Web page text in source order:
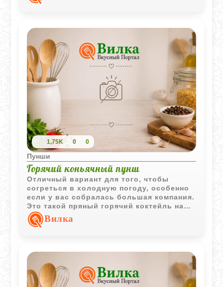
1,75K 0 0
Пунши
Горячий коньячный пунш
Отличный вариант для того, чтобы
согреться в холодную погоду, особенно
если у вас собралась большая компания.
Это такой пряный горячий коктейль на
коньячной базе, который чем-то
напоминает классический грог или пунш.
специи с лимоном, чтобы вода забрала
все ароматы, и только потом аккуратно
вводим коньяк. Благодаря этому
алкоголь не успевает выпариться, а
Вилка